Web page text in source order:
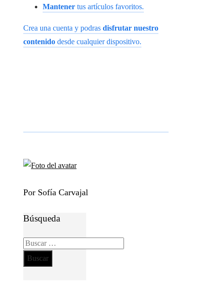
Mantener tus artículos favoritos.
Crea una cuenta y podras disfrutar nuestro
contenido desde cualquier dispositivo.
Por Sofía Carvajal
Búsqueda
Buscar: